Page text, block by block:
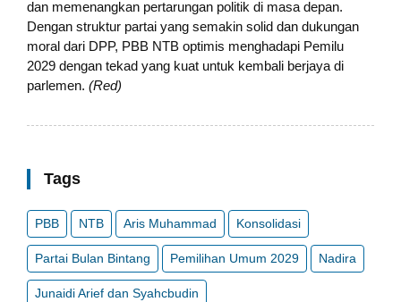
dan memenangkan pertarungan politik di masa depan.
Dengan struktur partai yang semakin solid dan dukungan
moral dari DPP, PBB NTB optimis menghadapi Pemilu
2029 dengan tekad yang kuat untuk kembali berjaya di
parlemen. (Red)
Tags
PBB NTB Aris Muhammad Konsolidasi
Partai Bulan Bintang Pemilihan Umum 2029 Nadira
Junaidi Arief dan Syahcbudin